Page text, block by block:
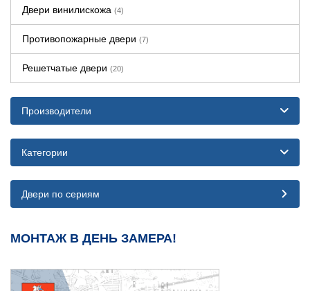
Двери винилискожа (4)
Противопожарные двери (7)
Решетчатые двери (20)
Производители
Категории
Двери по сериям
МОНТАЖ В ДЕНЬ ЗАМЕРА!